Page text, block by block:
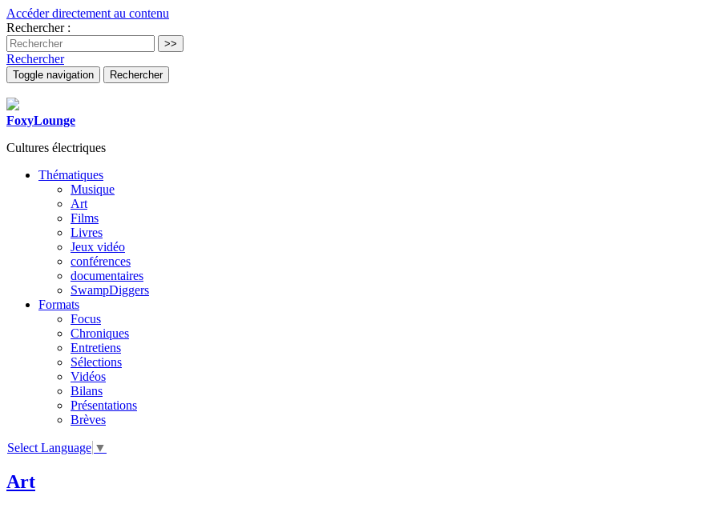
Accéder directement au contenu
Rechercher :
Rechercher
Toggle navigation Rechercher
FoxyLounge
Cultures électriques
Thématiques
Musique
Art
Films
Livres
Jeux vidéo
conférences
documentaires
SwampDiggers
Formats
Focus
Chroniques
Entretiens
Sélections
Vidéos
Bilans
Présentations
Brèves
Select Language ▼
Art